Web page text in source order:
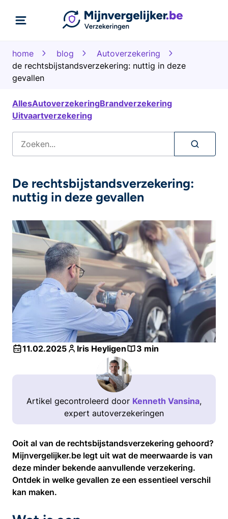
home blog
Autoverzekering
de rechtsbijstandsverzekering: nuttig in deze
gevallen
AllesAutoverzekeringBrandverzekering
Uitvaartverzekering
De rechtsbijstandsverzekering:
nuttig in deze gevallen
11.02.2025 Iris Heyligen 3 min
Artikel gecontroleerd door Kenneth Vansina,
expert autoverzekeringen
Ooit al van de rechtsbijstandsverzekering gehoord?
Mijnvergelijker.be legt uit wat de meerwaarde is van
deze minder bekende aanvullende verzekering.
Ontdek in welke gevallen ze een essentieel verschil
kan maken.